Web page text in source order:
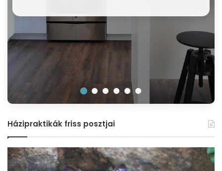
Házipraktikák friss posztjai